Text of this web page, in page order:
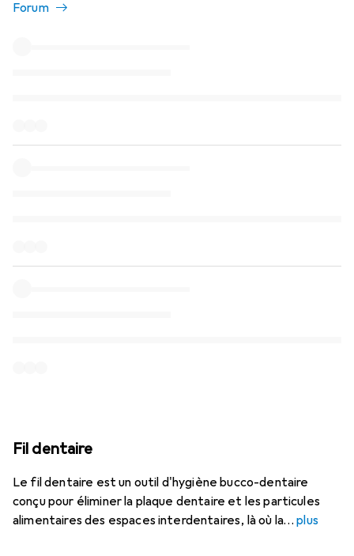
Forum
Fil dentaire
Le fil dentaire est un outil d'hygiène bucco-dentaire
conçu pour éliminer la plaque dentaire et les particules
alimentaires des espaces interdentaires, là où la
plus